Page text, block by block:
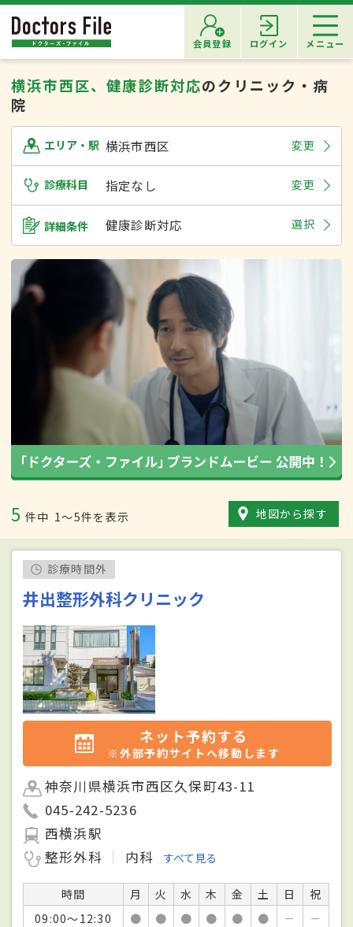
会員登録 ログイン メニュー
横浜市西区、健康診断対応のクリニック・病
院
エリア・駅 横浜市西区 変更
診療科目 指定なし 変更
詳細条件 健康診断対応 選択
5 件中 1〜5件を表示 地図から探す
診療時間外
井出整形外科クリニック
ネット予約する
※外部予約サイトへ移動します
神奈川県横浜市西区久保町43-11
045-242-5236
西横浜駅
整形外科
内科 すべて見る
時間 月 火 水 木 金 土 日
祝
09:00～12:30
● ● ● ● ● ● －
－